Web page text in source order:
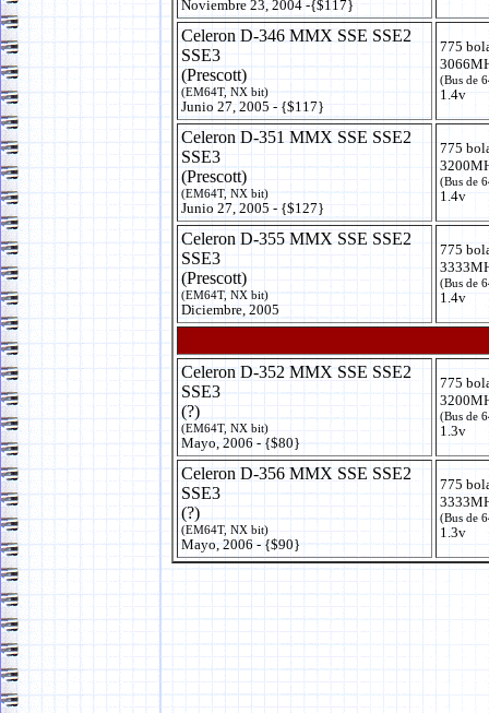
Noviembre 23, 2004 -{$117}
Celeron D-346 MMX SSE SSE2
SSE3
(Prescott)
(EM64T, NX bit)
Junio 27, 2005 - {$117}
775
(Bus de
1.4v
Celeron D-351 MMX SSE SSE2
SSE3
(Prescott)
(EM64T, NX bit)
Junio 27, 2005 - {$127}
775
(Bus de
1.4v
Celeron D-355 MMX SSE SSE2
SSE3
(Prescott)
(EM64T, NX bit)
Diciembre, 2005
775
(Bus de
1.4v
Celeron D-352 MMX SSE SSE2
SSE3
(?)
(EM64T, NX bit)
Mayo, 2006 - {$80}
775
(Bus de
1.3v
Celeron D-356 MMX SSE SSE2
SSE3
(?)
(EM64T, NX bit)
Mayo, 2006 - {$90}
775
(Bus de
1.3v